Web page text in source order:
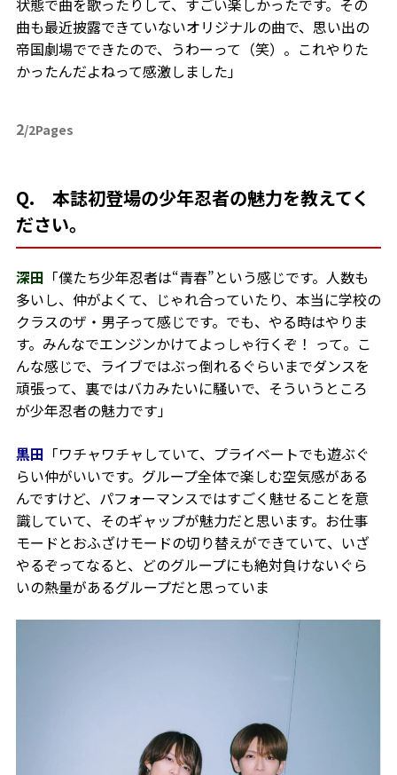
曲も最近披露できていないオリジナルの曲で、思い出の
帝国劇場でできたので、うわーって（笑）。これやりた
かったんだよねって感激しました」
2/2Pages
Q. 本誌初登場の少年忍者の魅力を教えてく
ださい。
深田 「僕たち少年忍者は“青春”という感じです。人数も
多いし、仲がよくて、じゃれ合っていたり、本当に学校の
クラスのザ・男子って感じです。でも、やる時はやりま
す。みんなでエンジンかけてよっしゃ行くぞ！ って。こ
んな感じで、ライブではぶっ倒れるぐらいまでダンスを
頑張って、裏ではバカみたいに騒いで、そういうところ
が少年忍者の魅力です」
黒田 「ワチャワチャしていて、プライベートでも遊ぶぐ
らい仲がいいです。グループ全体で楽しむ空気感がある
んですけど、パフォーマンスではすごく魅せることを意
識していて、そのギャップが魅力だと思います。お仕事
モードとおふざけモードの切り替えができていて、いざ
やるぞってなると、どのグループにも絶対負けないぐら
いの熱量があるグループだと思っていま